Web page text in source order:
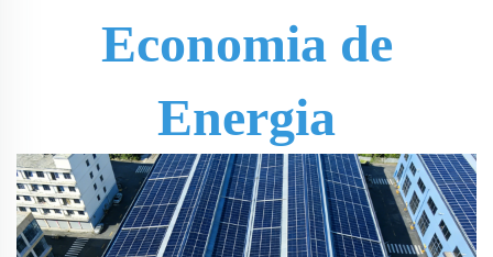
Economia de
Energia